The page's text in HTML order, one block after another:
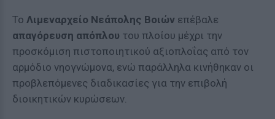
Το Λιμεναρχείο Νεάπολης Βοιών επέβαλε
απαγόρευση απόπλου του πλοίου μέχρι την
προσκόμιση πιστοποιητικού αξιοπλοΐας από τον
αρμόδιο νηογνώμονα, ενώ παράλληλα κινήθηκαν οι
προβλεπόμενες διαδικασίες για την επιβολή
διοικητικών κυρώσεων.